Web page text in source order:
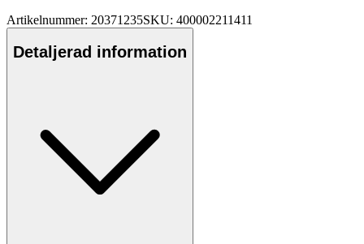
Artikelnummer: 20371235SKU: 400002211411
Detaljerad information